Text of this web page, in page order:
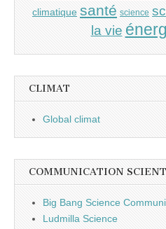
climatique santé science
la vie
CLIMAT
Global climat
COMMUNICATION
Big Bang Science
Ludmilla Science